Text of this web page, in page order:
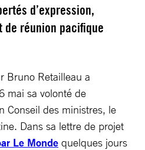
d’expression,
de réunion pacifique
Bruno Retailleau a
mai sa volonté de
Conseil des ministres, le
Dans sa lettre de projet
Le Monde quelques jours